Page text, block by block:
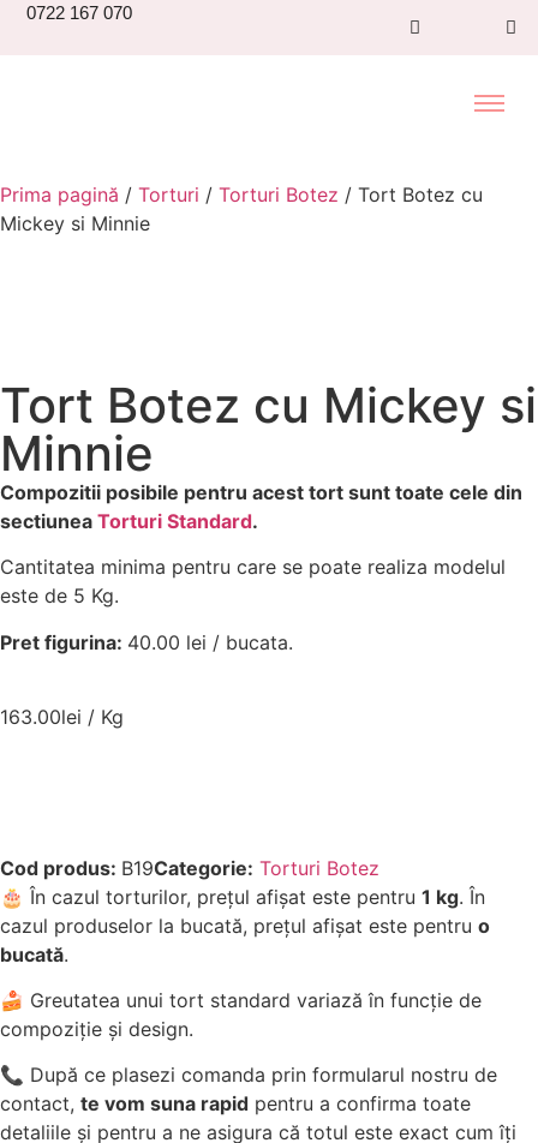
0722 167 070
Prima pagină / Torturi / Torturi Botez / Tort Botez cu
Mickey si Minnie
Tort Botez cu Mickey si
Minnie
Compozitii posibile pentru acest tort sunt toate cele din
sectiunea Torturi Standard.
Cantitatea minima pentru care se poate realiza modelul
este de 5 Kg.
Pret figurina: 40.00 lei / bucata.
163.00lei / Kg
Cod produs: B19Categorie: Torturi Botez
🎂 În cazul torturilor, prețul afișat este pentru 1 kg. În
cazul produselor la bucată, prețul afișat este pentru o
bucată.
🍰 Greutatea unui tort standard variază în funcție de
compoziție și design.
📞 După ce plasezi comanda prin formularul nostru de
contact, te vom suna rapid pentru a confirma toate
detaliile și pentru a ne asigura că totul este exact cum îți